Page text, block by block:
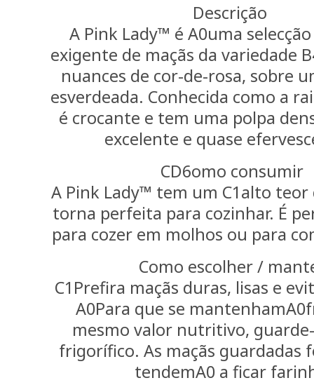
Descrição
A Pink Lady™ é A0uma
exigente de maçãs da variedade
nuances de cor-de-rosa, sobre
esverdeada. Conhecida como a
é crocante e tem uma polpa
excelente e quase
CD6omo consumir
A Pink Lady™ tem um C1alto teor
torna perfeita para cozinhar. É
para cozer em molhos ou para
Como escolher /
C1Prefira maçãs duras, lisas e
A0Para que se
mesmo valor nutritivo,
frigorífico. As maçãs guardadas
tendemA0 a ficar